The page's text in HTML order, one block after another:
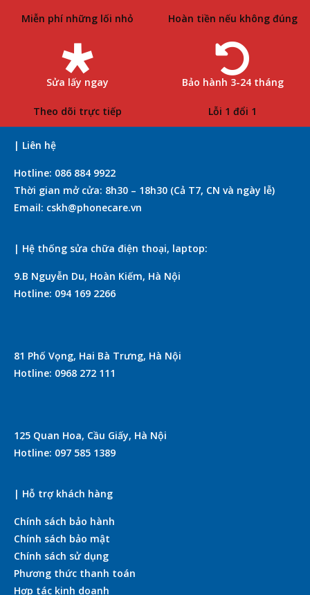
Miễn phí những lối nhỏ Hoàn tiền nếu không đúng
Sửa lấy ngay
Theo dõi trực tiếp
Bảo hành 3-24 tháng
Lỗi 1 đổi 1
| Liên hệ
Hotline: 086 884 9922
Thời gian mở cửa: 8h30 – 18h30 (Cả T7, CN và ngày lễ)
Email: cskh@phonecare.vn
| Hệ thống sửa chữa điện thoại, laptop:
9.B Nguyễn Du, Hoàn Kiếm, Hà Nội
Hotline: 094 169 2266
81 Phố Vọng, Hai Bà Trưng, Hà Nội
Hotline: 0968 272 111
125 Quan Hoa, Cầu Giấy, Hà Nội
Hotline: 097 585 1389
| Hỗ trợ khách hàng
Chính sách bảo hành
Chính sách bảo mật
Chính sách sử dụng
Phương thức thanh toán
Hợp tác kinh doanh